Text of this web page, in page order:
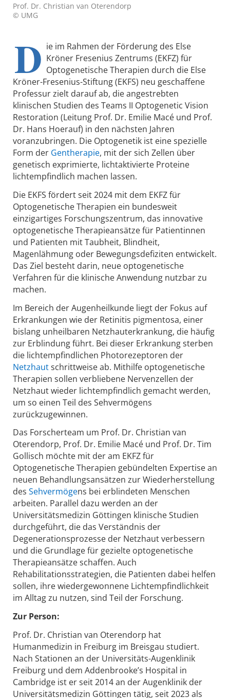
Prof. Dr. Christian van Oterendorp
© UMG
D ie im Rahmen der Förderung des Else
Kröner Fresenius Zentrums (EKFZ) für
Optogenetische Therapien durch die Else
Kröner-Fresenius-Stiftung (EKFS) neu geschaffene
Professur zielt darauf ab, die angestrebten
klinischen Studien des Teams II Optogenetic Vision
Restoration (Leitung Prof. Dr. Emilie Macé und Prof.
Dr. Hans Hoerauf) in den nächsten Jahren
voranzubringen. Die Optogenetik ist eine spezielle
Form der Gentherapie, mit der sich Zellen über
genetisch exprimierte, lichtaktivierte Proteine
lichtempfindlich machen lassen.
Die EKFS fördert seit 2024 mit dem EKFZ für
Optogenetische Therapien ein bundesweit
einzigartiges Forschungszentrum, das innovative
optogenetische Therapieansätze für Patientinnen
und Patienten mit Taubheit, Blindheit,
Magenlähmung oder Bewegungsdefiziten entwickelt.
Das Ziel besteht darin, neue optogenetische
Verfahren für die klinische Anwendung nutzbar zu
machen.
Im Bereich der Augenheilkunde liegt der Fokus auf
Erkrankungen wie der Retinitis pigmentosa, einer
bislang unheilbaren Netzhauterkrankung, die häufig
zur Erblindung führt. Bei dieser Erkrankung sterben
die lichtempfindlichen Photorezeptoren der
Netzhautschrittweise ab. Mithilfe optogenetische
Therapien sollen verbliebene Nervenzellen der
Netzhaut wieder lichtempfindlich gemacht werden,
um so einen Teil des Sehvermögens
zurückzugewinnen.
Das Forscherteam um Prof. Dr. Christian van
Oterendorp, Prof. Dr. Emilie Macé und Prof. Dr. Tim
Gollisch möchte mit der am EKFZ für
Optogenetische Therapien gebündelten Expertise an
neuen Behandlungsansätzen zur Wiederherstellung
des Sehvermögens bei erblindeten Menschen
arbeiten. Parallel dazu werden an der
Universitätsmedizin Göttingen klinische Studien
durchgeführt, die das Verständnis der
Degenerationsprozesse der Netzhaut verbessern
und die Grundlage für gezielte optogenetische
Therapieansätze schaffen. Auch
Rehabilitationsstrategien, die Patienten dabei helfen
sollen, ihre wiedergewonnene Lichtempfindlichkeit
im Alltag zu nutzen, sind Teil der Forschung.
Zur Person:
Prof. Dr. Christian van Oterendorp hat
Humanmedizin in Freiburg im Breisgau studiert.
Nach Stationen an der Universitäts-Augenklinik
Freiburg und dem Addenbrooke’s Hospital in
Cambridge ist er seit 2014 an der Augenklinik der
Universitätsmedizin Göttingen tätig, seit 2023 als